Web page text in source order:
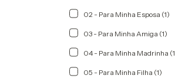
02 - Para Minha Esposa (1)
03 - Para Minha Amiga (1)
04 - Para Minha Madrinha
05 - Para Minha Filha (1)